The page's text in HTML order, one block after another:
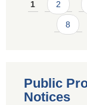
Pages
1 2
8
Public
Notices